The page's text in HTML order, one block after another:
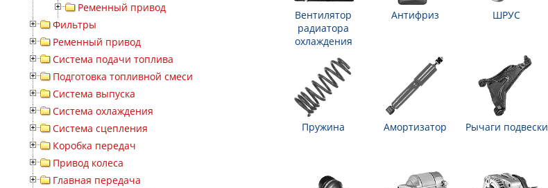
Ременный привод
Фильтры
Ременный привод
Система подачи топлива
Подготовка топливной смеси
Система выпуска
Система охлаждения
Система сцепления
Коробка передач
Привод колеса
Главная передача
Вентилятор
радиатора
охлаждения
Антифриз ШРУС
Пружина Амортизатор Рычаги подвески